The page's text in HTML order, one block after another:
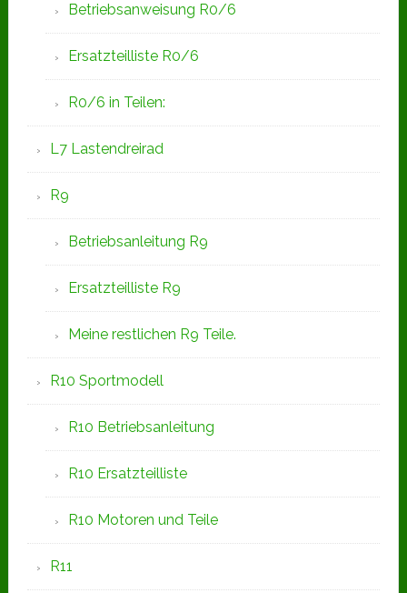
Betriebsanweisung R0/6
Ersatzteilliste R0/6
R0/6 in Teilen:
L7 Lastendreirad
R9
Betriebsanleitung R9
Ersatzteilliste R9
Meine restlichen R9 Teile.
R10 Sportmodell
R10 Betriebsanleitung
R10 Ersatzteilliste
R10 Motoren und Teile
R11